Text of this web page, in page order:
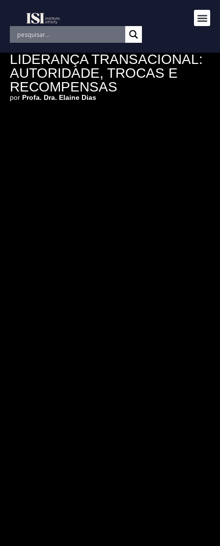
LIDERANÇA TRANSACIONAL:
AUTORIDADE, TROCAS E
RECOMPENSAS
por Profa. Dra. Elaine Dias